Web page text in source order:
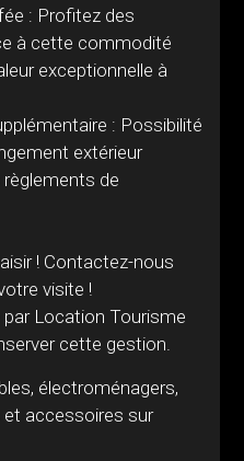
: Profitez des
à cette commodité
exceptionnelle à
: Possibilité
extérieur
de
! Contactez-nous
visite !
Location Tourisme
cette gestion.
électroménagers,
et accessoires sur